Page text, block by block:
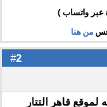
عبر واتساب )
من هنا
2
لموقع قاهر التتار